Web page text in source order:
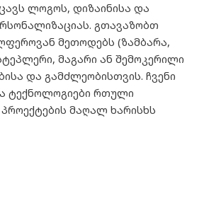
ლოგოს, დიზაინისა და
გთავაზობთ
მეთოდებს (ზამბარა,
მაგარი ან შემოკერილი
და გამძლეობისთვის. ჩვენი
ტექნოლოგიები რთული
მაღალ ხარისხს